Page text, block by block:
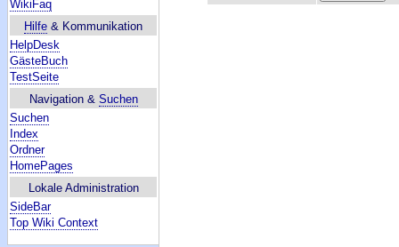
WikiFaq
Hilfe & Kommunikation
HelpDesk
GästeBuch
TestSeite
Navigation & Suchen
Suchen
Index
Ordner
HomePages
Lokale Administration
SideBar
Top Wiki Context